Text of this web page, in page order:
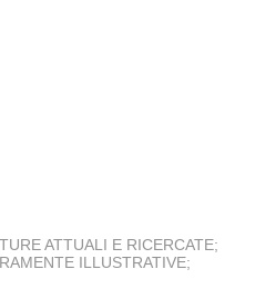
ATTUALI E RICERCATE;
ILLUSTRATIVE;